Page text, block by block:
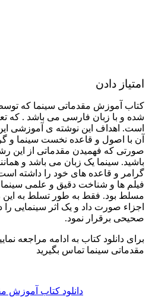
امتیاز دادن
کتاب آموزش مقدماتی سینما که
شده و با زبان فارسی می باشد . که
است. اهداف این نوشته ی آموزشی
آن با اصول و قاعده نخست سینما و
صورتی که فهمیدن مقدماتی از این
باشید. سینما یک زبان می باشد و
گرامر و قاعده های خود را داشته
فیلم ها و شناخت دقیق و علمی
مسلط بود. فقط به طور تسلط به
اجزاء صورت داد و یک اثر سینمایی را
صحیحی برقرار نمود.
برای دانلود کتاب به ادامه مراجعه
مقدماتی سینما تماس بگیرید
دانلود کتاب آموزش